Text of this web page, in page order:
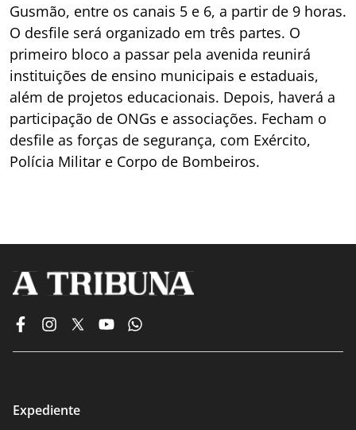
Gusmão, entre os canais 5 e 6, a partir de 9 horas.
O desfile será organizado em três partes. O
primeiro bloco a passar pela avenida reunirá
instituições de ensino municipais e estaduais,
além de projetos educacionais. Depois, haverá a
participação de ONGs e associações. Fecham o
desfile as forças de segurança, com Exército,
Polícia Militar e Corpo de Bombeiros.
Expediente